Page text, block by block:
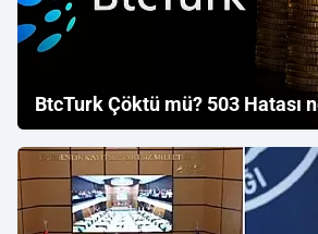
BtcTurk Çöktü mü? 503 Hatası